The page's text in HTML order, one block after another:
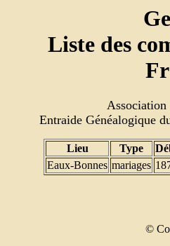
Liste des
Association
Entraide Généalogique
Lieu Type
Eaux-Bonnes mariages
©